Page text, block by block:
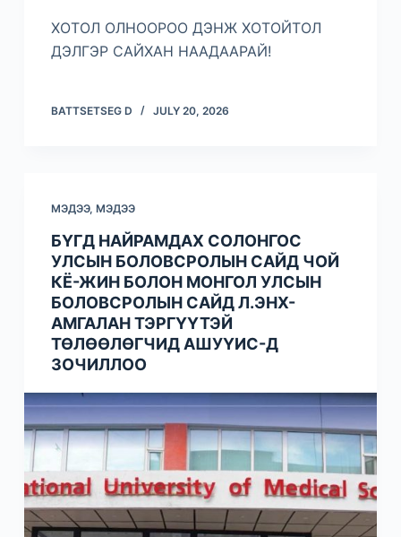
ХОТОЛ ОЛНООРОО ДЭНЖ ХОТОЙТОЛ
ДЭЛГЭР САЙХАН НААДААРАЙ!
BATTSETSEG D JULY 20, 2026
МЭДЭЭ, МЭДЭЭ
БҮГД НАЙРАМДАХ СОЛОНГОС
УЛСЫН БОЛОВСРОЛЫН САЙД ЧОЙ
КЁ-ЖИН БОЛОН МОНГОЛ УЛСЫН
БОЛОВСРОЛЫН САЙД Л.ЭНХ-
АМГАЛАН ТЭРГҮҮТЭЙ
ТӨЛӨӨЛӨГЧИД АШУҮИС-Д
ЗОЧИЛЛОО